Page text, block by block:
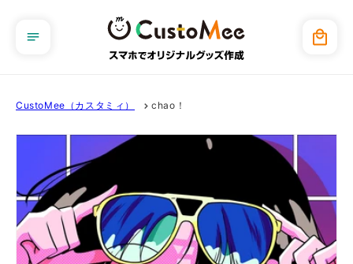
進む
ー
CustoMee（カスタミィ） chao！